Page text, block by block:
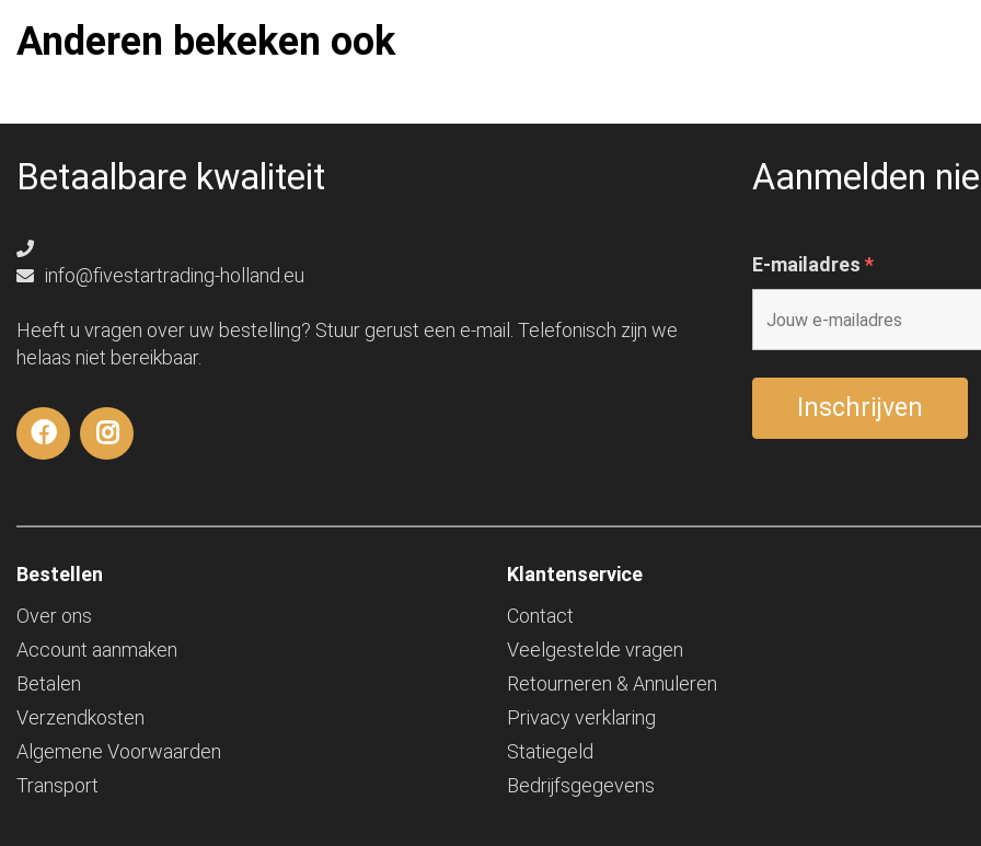
Anderen bekeken ook
Betaalbare kwaliteit
info@fivestartrading-holland.eu
Heeft u vragen over uw bestelling? Stuur gerust een e-mail. Telefonisch zijn we
helaas niet bereikbaar.
Aanmelden
E-mailadres *
Bestellen
Over ons
Account aanmaken
Betalen
Verzendkosten
Algemene Voorwaarden
Transport
Klantenservice
Contact
Veelgestelde vragen
Retourneren & Annuleren
Privacy verklaring
Statiegeld
Bedrijfsgegevens